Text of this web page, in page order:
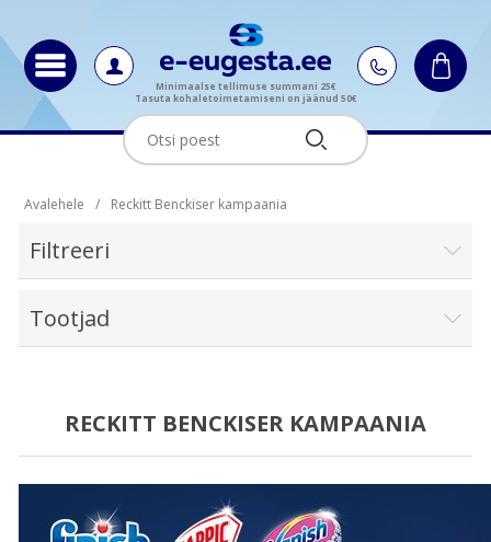
Minimaalse tellimuse summani 25€
Tasuta kohaletoimetamiseni on jäänud 50€
Avalehele / Reckitt Benckiser kampaania
Filtreeri
Tootjad
RECKITT BENCKISER KAMPAANIA